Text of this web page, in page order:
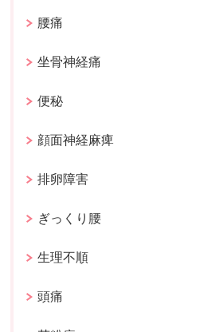
腰痛
坐骨神経痛
便秘
顔面神経麻痺
排卵障害
ぎっくり腰
生理不順
頭痛